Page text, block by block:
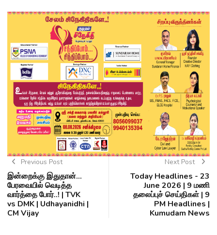
Previous Post
இன்றைக்கு இதுதான்...
பேரவையில் வெடித்த
வார்த்தை போர்..! | TVK
vs DMK | Udhayanidhi |
CM Vijay
Next Post
Today Headlines - 23
June 2026 | 9 மணி
தலைப்புச் செய்திகள் | 9
PM Headlines |
Kumudam News